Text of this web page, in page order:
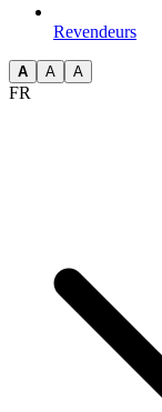
Revendeurs
A A A
FR